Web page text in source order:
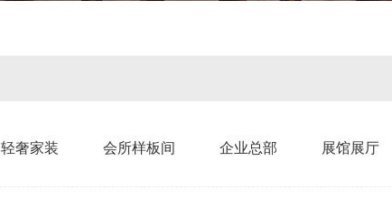
轻奢家装 会所样板间 企业总部 展馆展厅